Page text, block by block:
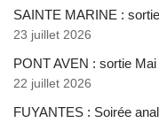
SAINTE MARINE :
23 juillet 2026
PONT AVEN : sortie Mai
22 juillet 2026
FUYANTES : Soirée